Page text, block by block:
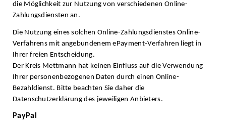
die Möglichkeit zur Nutzung von verschiedenen Online-
Zahlungsdiensten an.
Die Nutzung eines solchen Online-Zahlungsdienstes Online-
Verfahrens mit angebundenem ePayment-Verfahren liegt in
Ihrer freien Entscheidung.
Der Kreis Mettmann hat keinen Einfluss auf die Verwendung
Ihrer personenbezogenen Daten durch einen Online-
Bezahldienst. Bitte beachten Sie daher die
Datenschutzerklärung des jeweiligen Anbieters.
PayPal